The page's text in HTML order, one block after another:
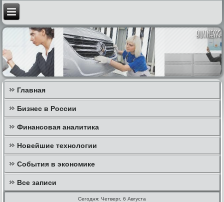
Главная
Бизнес в России
Финансовая аналитика
Новейшие технологии
События в экономике
Все записи
Сегодня: Четверг, 6 Августа